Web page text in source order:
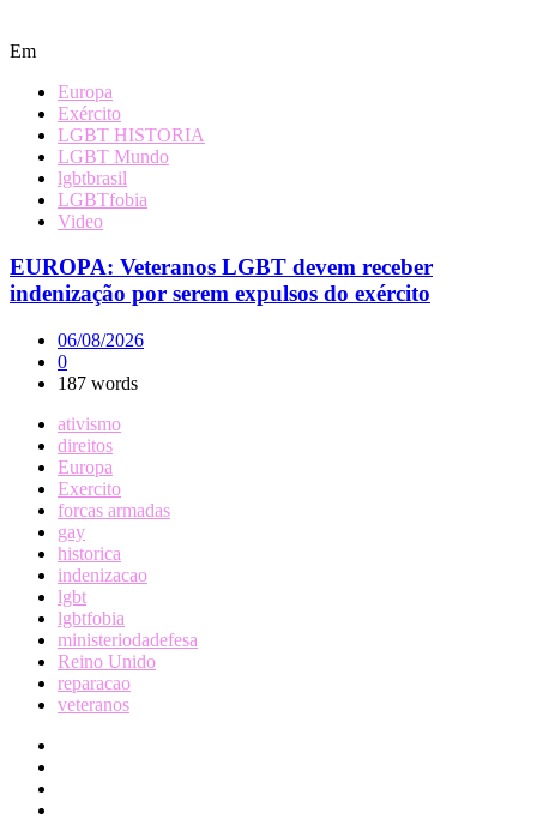
Em
Europa
Exército
LGBT HISTORIA
LGBT Mundo
lgbtbrasil
LGBTfobia
Video
EUROPA: Veteranos LGBT devem receber
indenização por serem expulsos do exército
06/08/2026
0
187 words
ativismo
direitos
Europa
Exercito
forcas armadas
gay
historica
indenizacao
lgbt
lgbtfobia
ministeriodadefesa
Reino Unido
reparacao
veteranos